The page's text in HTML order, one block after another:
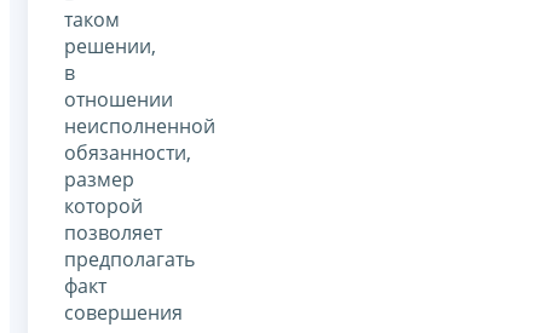
таком
решении,
в
отношении
неисполненной
обязанности,
размер
которой
позволяет
предполагать
факт
совершения